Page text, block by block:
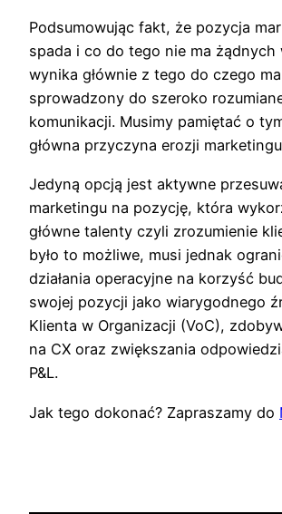
Podsumowując fakt, że pozycja
spada i co do tego nie ma
wynika głównie z tego do czego
sprowadzony do szeroko
komunikacji. Musimy pamiętać o
główna przyczyna erozji
Jedyną opcją jest aktywne
marketingu na pozycję, która
główne talenty czyli zrozumienie
było to możliwe, musi jednak
działania operacyjne na korzyść
swojej pozycji jako wiarygodnego
Klienta w Organizacji (VoC),
na CX oraz zwiększania
P&L.
Jak tego dokonać? Zapraszamy do